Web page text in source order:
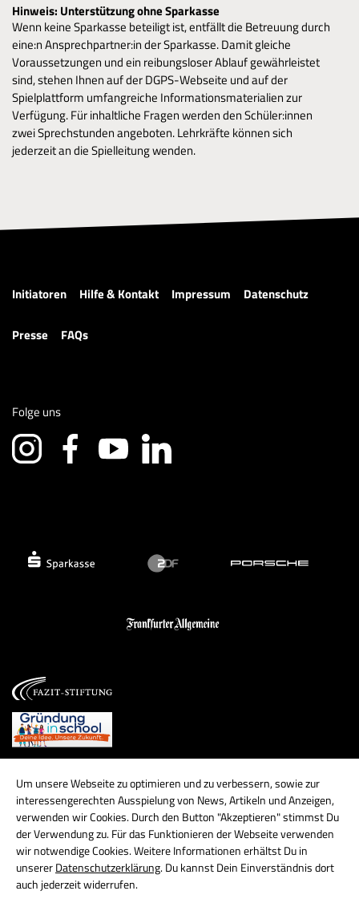
Hinweis: Unterstützung ohne Sparkasse
Wenn keine Sparkasse beteiligt ist, entfällt die Betreuung durch
eine:n Ansprechpartner:in der Sparkasse. Damit gleiche
Voraussetzungen und ein reibungsloser Ablauf gewährleistet
sind, stehen Ihnen auf der DGPS-Webseite und auf der
Spielplattform umfangreiche Informationsmaterialien zur
Verfügung. Für inhaltliche Fragen werden den Schüler:innen
zwei Sprechstunden angeboten. Lehrkräfte können sich
jederzeit an die Spielleitung wenden.
Initiatoren Hilfe & Kontakt Impressum Datenschutz
Presse FAQs
Folge uns
Um unsere Webseite zu optimieren und zu verbessern, sowie zur
interessengerechten Ausspielung von News, Artikeln und Anzeigen,
verwenden wir Cookies. Durch den Button "Akzeptieren" stimmst Du
der Verwendung zu. Für das Funktionieren der Webseite verwenden
wir notwendige Cookies. Weitere Informationen erhältst Du in
unsererDatenschutzerklärung. Du kannst Dein Einverständnis dort
auch jederzeit widerrufen.